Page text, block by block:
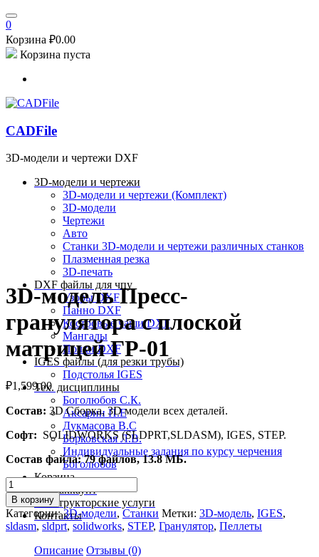
0
Корзина ₽0.00
Корзина пуста
CADFile
3D-модели и чертежи DXF
3D-модели и чертежи
3D-модели и чертежи (Комплект)
3D-модели
Чертежи
Авто
Станки 3D-модели и чертежи различных станков
Плазменная резка
3D-печать
DXF файлы для чпу
Узоры DXF
Панно DXF
Костровые чаши DXF
Мангалы
Полки DXF
IGES файлы (для резки трубы)
Подстолья IGES
Тех. дисциплины
Боголюбов С.К.
Аксарин П.Е
Дукмасова В.С
Борковская Л.В.
Индивидуальные задания по курсу черчения
Боголюбов
Корзина
Мой аккаунт
Конструкторские услуги
Контакты
3D-модель Пресс-
гранулятора с плоской
матрицей ГР-01
₽1,599.00
Состав: 3D Сборка, 3D модели всех деталей.
Софт: SOLIDWORKS (SLDPRT,SLDASM), IGES, STEP.
Состав файла: 79 файлов, 13.8 МБ.
Количество
товара
3D-
модель
Пресс-
гранулятора
В корзину
Категории:3D-модели, Станки Метки: 3D-модель, IGES,
sldasm, sldprt, solidworks, STEP, Гранулятор, Пеллеты
Описание Отзывы (0)